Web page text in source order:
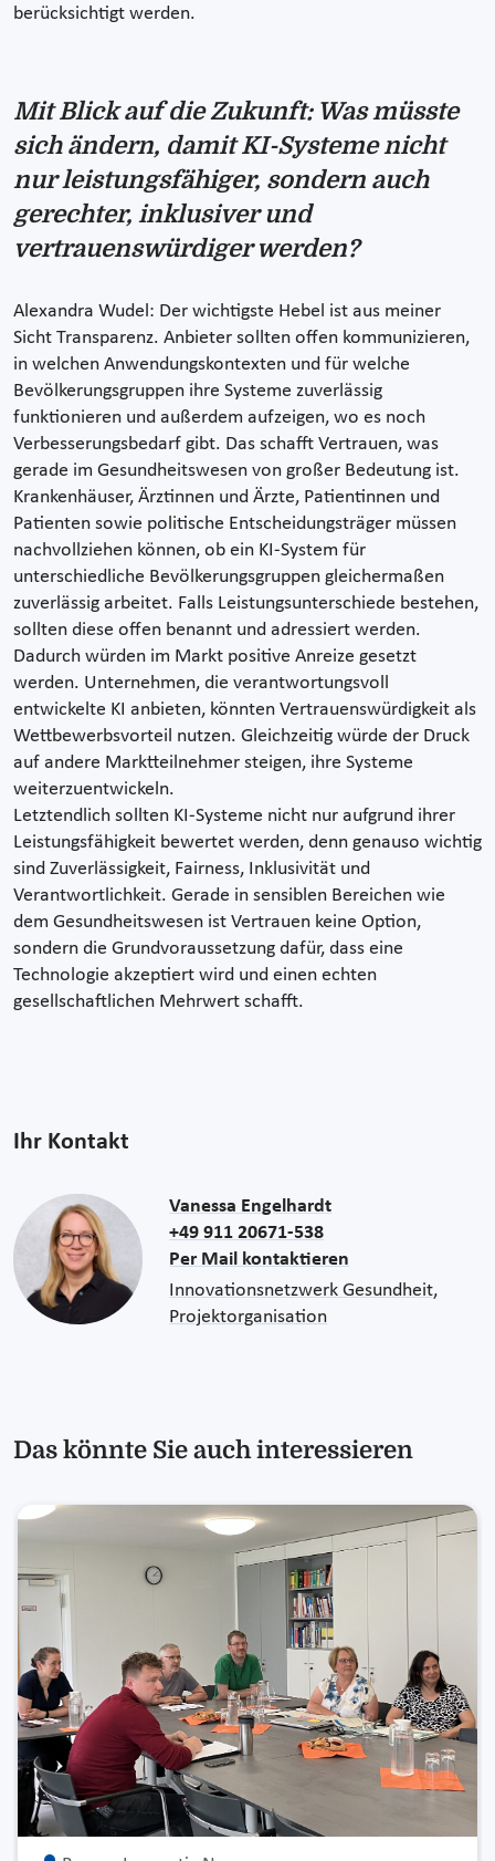
berücksichtigt werden.
Mit Blick auf die Zukunft: Was müsste
sich ändern, damit KI-Systeme nicht
nur leistungsfähiger, sondern auch
gerechter, inklusiver und
vertrauenswürdiger werden?
Alexandra Wudel: Der wichtigste Hebel ist aus meiner
Sicht Transparenz. Anbieter sollten offen kommunizieren,
in welchen Anwendungskontexten und für welche
Bevölkerungsgruppen ihre Systeme zuverlässig
funktionieren und außerdem aufzeigen, wo es noch
Verbesserungsbedarf gibt. Das schafft Vertrauen, was
gerade im Gesundheitswesen von großer Bedeutung ist.
Krankenhäuser, Ärztinnen und Ärzte, Patientinnen und
Patienten sowie politische Entscheidungsträger müssen
nachvollziehen können, ob ein KI-System für
unterschiedliche Bevölkerungsgruppen gleichermaßen
zuverlässig arbeitet. Falls Leistungsunterschiede bestehen,
sollten diese offen benannt und adressiert werden.
Dadurch würden im Markt positive Anreize gesetzt
werden. Unternehmen, die verantwortungsvoll
entwickelte KI anbieten, könnten Vertrauenswürdigkeit als
Wettbewerbsvorteil nutzen. Gleichzeitig würde der Druck
auf andere Marktteilnehmer steigen, ihre Systeme
weiterzuentwickeln.
Letztendlich sollten KI-Systeme nicht nur aufgrund ihrer
Leistungsfähigkeit bewertet werden, denn genauso wichtig
sind Zuverlässigkeit, Fairness, Inklusivität und
Verantwortlichkeit. Gerade in sensiblen Bereichen wie
dem Gesundheitswesen ist Vertrauen keine Option,
sondern die Grundvoraussetzung dafür, dass eine
Technologie akzeptiert wird und einen echten
gesellschaftlichen Mehrwert schafft.
Ihr Kontakt
Vanessa Engelhardt
+49 911 20671-538
Per Mail kontaktieren
Innovationsnetzwerk Gesundheit,
Projektorganisation
Das könnte Sie auch interessieren